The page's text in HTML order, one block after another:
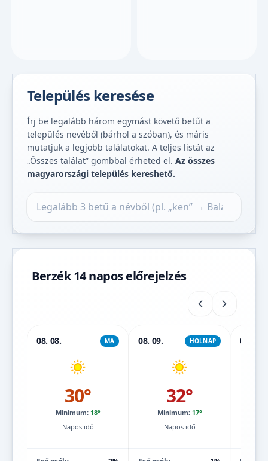
Település keresése
Írj be legalább három egymást követő betűt a
település nevéből (bárhol a szóban), és máris
mutatjuk a legjobb találatokat. A teljes listát az
„Összes találat” gombbal érheted el. Az összes
magyarországi település kereshető.
Berzék 14 napos előrejelzés
08. 08. MA
30°
Minimum: 18°
Napos idő
08. 09. HOLNAP
32°
Minimum: 17°
Napos idő
08. 10.